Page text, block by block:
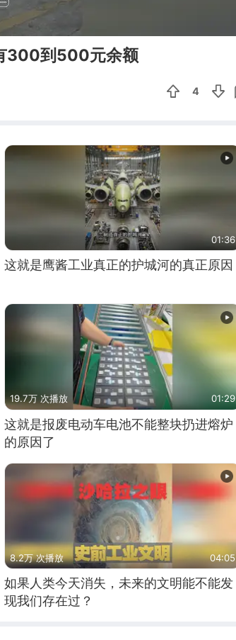
300到500元余额
4
01:36
这就是鹰酱工业真正的护城河的真正原因
19.7万 次播放 01:29
这就是报废电动车电池不能整块扔进熔炉
的原因了
8.2万 次播放 04:05
如果人类今天消失，未来的文明能不能发
现我们存在过？